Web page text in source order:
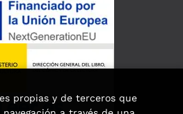
propias y de terceros que